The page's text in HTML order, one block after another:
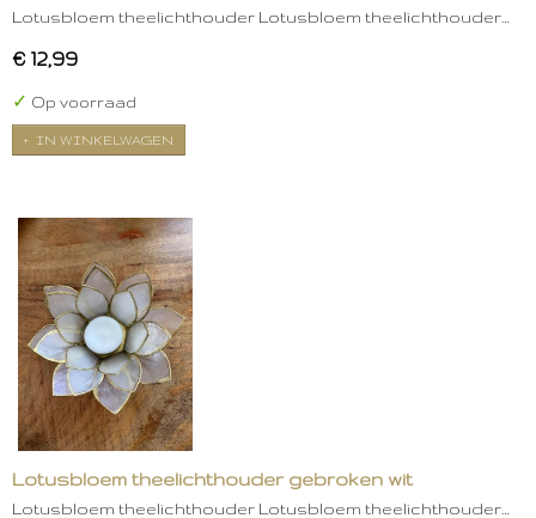
Lotusbloem theelichthouder Lotusbloem theelichthouder…
€ 12,99
✓ Op voorraad
IN WINKELWAGEN
Lotusbloem theelichthouder gebroken wit
Lotusbloem theelichthouder Lotusbloem theelichthouder…